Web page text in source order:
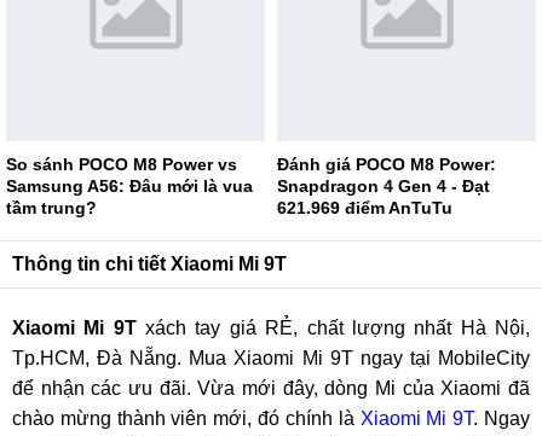
So sánh POCO M8 Power vs
Samsung A56: Đâu mới là vua
tầm trung?
Đánh giá POCO M8 Power:
Snapdragon 4 Gen 4 - Đạt
621.969 điểm AnTuTu
Thông tin chi tiết Xiaomi Mi 9T
Xiaomi Mi 9Txách tay giá RẺ, chất lượng nhất Hà Nội,
Tp.HCM, Đà Nẵng. Mua Xiaomi Mi 9T ngay tại MobileCity
để nhận các ưu đãi. Vừa mới đây, dòng Mi của Xiaomi đã
chào mừng thành viên mới, đó chính là Xiaomi Mi 9T. Ngay